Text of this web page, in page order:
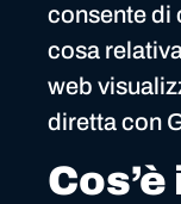
consente di
cosa
web
diretta con